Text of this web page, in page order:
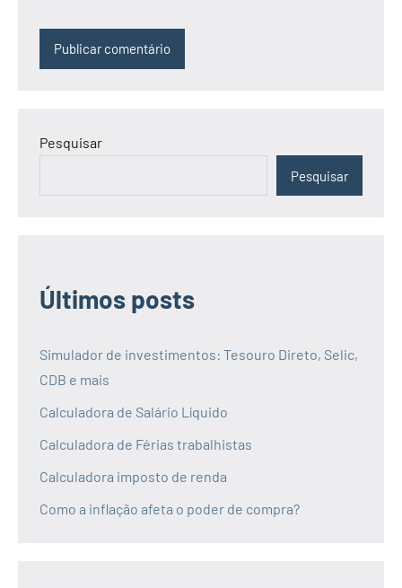
Pesquisar
Pesquisar
Últimos posts
Simulador de investimentos: Tesouro Direto, Selic,
CDB e mais
Calculadora de Salário Líquido
Calculadora de Férias trabalhistas
Calculadora imposto de renda
Como a inflação afeta o poder de compra?